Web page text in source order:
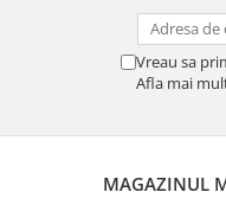
Vreau sa
Afla mai
MAGAZINUL